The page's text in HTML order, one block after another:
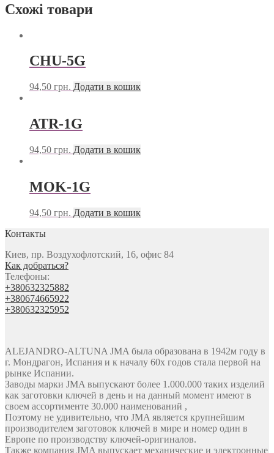
Схожі товари
CHU-5G
94,50 грн. Додати в кошик
ATR-1G
94,50 грн. Додати в кошик
MOK-1G
94,50 грн. Додати в кошик
Контакты
Киев, пр. Воздухофлотский, 16, офис 84
Как добраться?
Телефоны:
+380632325882
+380674665922
+380632325952
ALEJANDRO-ALTUNA JMA была образована в 1942м году в
г. Мондрагон, Испания и к началу 60х годов стала первой на
рынке Испании.
Заводы марки JMA выпускают более 1.000.000 таких изделий
как заготовки ключей в день и на данный момент имеют в
своем ассортименте 30.000 наименований ,
Поэтому не удивительно, что JMA является крупнейшим
производителем заготовок ключей в мире и номер один в
Европе по производству ключей-оригиналов.
Также компания JMA выпускает механические и электронные